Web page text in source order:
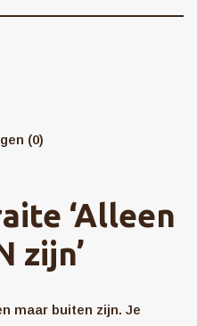
(0)
‘Alleen
zijn’
maar buiten zijn. Je